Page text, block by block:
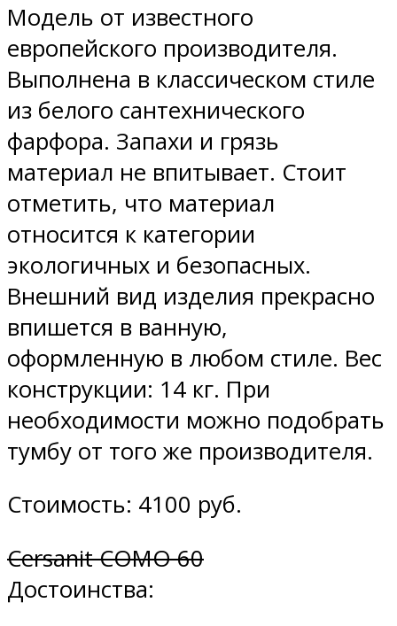
Модель от известного
европейского производителя.
Выполнена в классическом стиле
из белого сантехнического
фарфора. Запахи и грязь
материал не впитывает. Стоит
отметить, что материал
относится к категории
экологичных и безопасных.
Внешний вид изделия прекрасно
впишется в ванную,
оформленную в любом стиле. Вес
конструкции: 14 кг. При
необходимости можно подобрать
тумбу от того же производителя.
Стоимость: 4100 руб.
Cersanit COMO 60
Достоинства: